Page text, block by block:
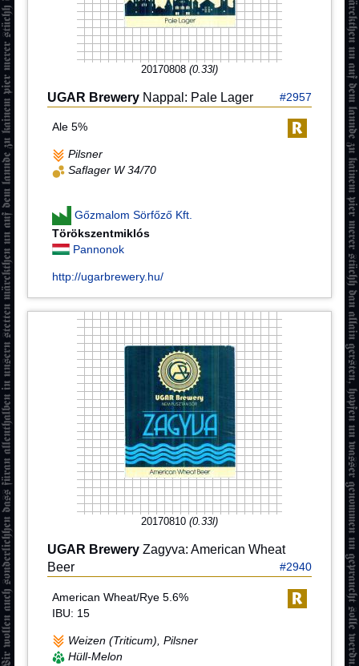
20170808 (0.33l)
UGAR Brewery Nappal: Pale Lager #2957
Ale 5%
Pilsner
Saflager W 34/70
Gőzmalom Sörfőző Kft.
Törökszentmiklós
Pannonok
http://ugarbrewery.hu/
20170810 (0.33l)
UGAR Brewery Zagyva: American Wheat
Beer
#2940
American Wheat/Rye 5.6%
IBU: 15
Weizen (Triticum), Pilsner
Hüll-Melon